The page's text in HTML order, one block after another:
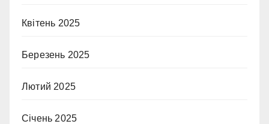
Квітень 2025
Березень 2025
Лютий 2025
Січень 2025